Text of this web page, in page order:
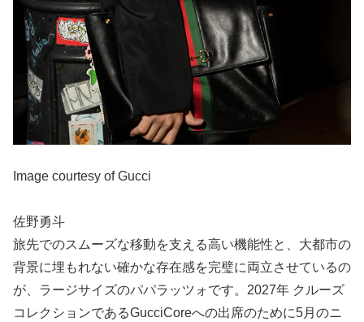
Image courtesy of Gucci
佐野勇斗
旅先でのスムーズな移動を支える高い機能性と、大都市の
背景に埋もれない確かな存在感を完璧に両立させているの
が、ラージサイズのパパラッツォです。2027年 クルーズ
コレクションであるGucciCoreへの出席のために5月のニ